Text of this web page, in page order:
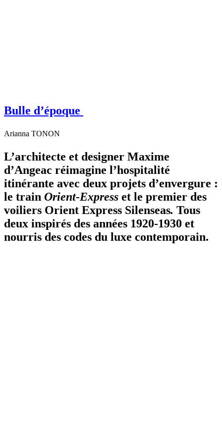
Bulle d’époque
Arianna TONON
L’architecte et designer Maxime
d’Angeac réimagine l’hospitalité
itinérante avec deux projets d’envergure :
le train Orient-Express et le premier des
voiliers Orient Express Silenseas. Tous
deux inspirés des années 1920-1930 et
nourris des codes du luxe contemporain.